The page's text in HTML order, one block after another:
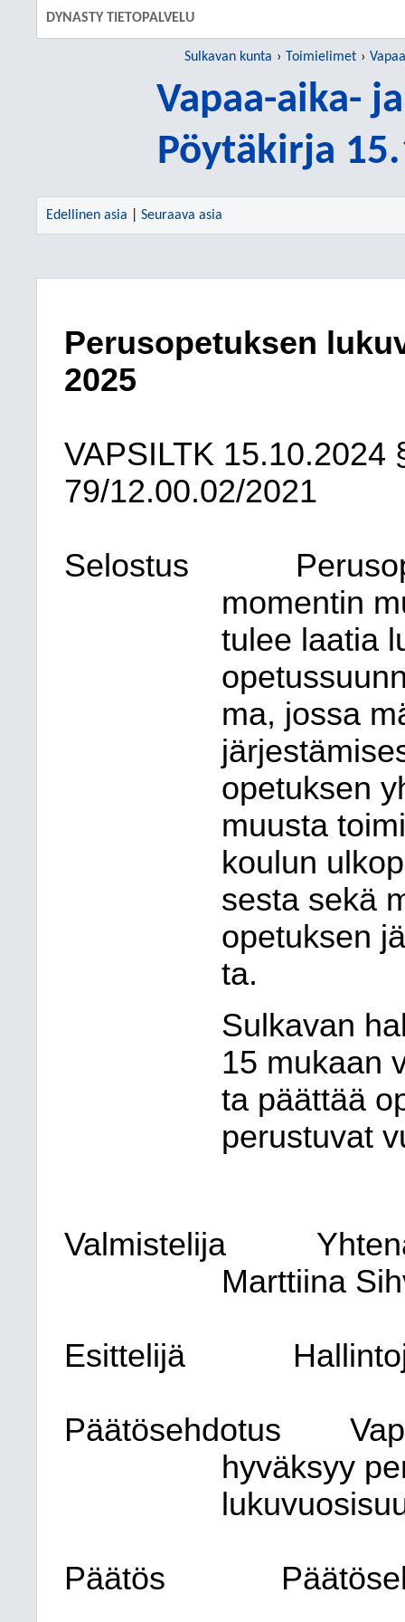
DYNASTY TIETOPALVELU
Sulkavan kunta Toimielimet
Vapaa-aika-
Pöytäkirja
Edellinen asia Seuraava asia
Perusopetuksen
2025
VAPSILTK 15.10.2024
79/12.00.02/2021
Selostus
momentin
tulee laatia
ma, jossa
opetuksen
muusta toi
koulun
sesta sekä
opetuksen
ta.
Sulkavan
15 mukaan
ta päättää
perustuvat
Valmistelija
Marttiina
Esittelijä
Päätösehdotus
hyväksyy
Päätös